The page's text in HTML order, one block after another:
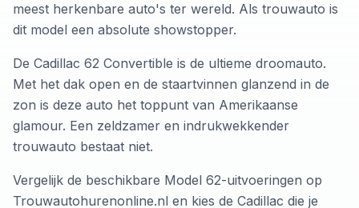
meest herkenbare auto's ter wereld. Als trouwauto is
dit model een absolute showstopper.
De Cadillac 62 Convertible is de ultieme droomauto.
Met het dak open en de staartvinnen glanzend in de
zon is deze auto het toppunt van Amerikaanse
glamour. Een zeldzamer en indrukwekkender
trouwauto bestaat niet.
Vergelijk de beschikbare Model 62-uitvoeringen op
Trouwautohurenonline.nl en kies de Cadillac die je